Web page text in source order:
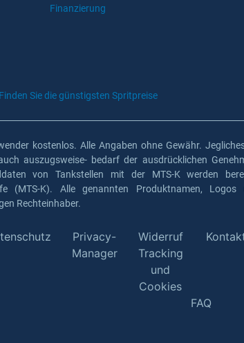
Finanzierung
Finden Sie die günstigsten Spritpreise
kostenlos. Alle Angaben ohne Gewähr.
auszugsweise- bedarf der ausdrücklichen
von Tankstellen mit der MTS-K werden
(MTS-K). Alle genannten Produktnamen, Logos
Rechteinhaber.
Privacy-
Manager
Widerruf
Tracking
und
Cookies
FAQ